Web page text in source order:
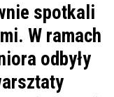
spotkali
W ramach
odbyły